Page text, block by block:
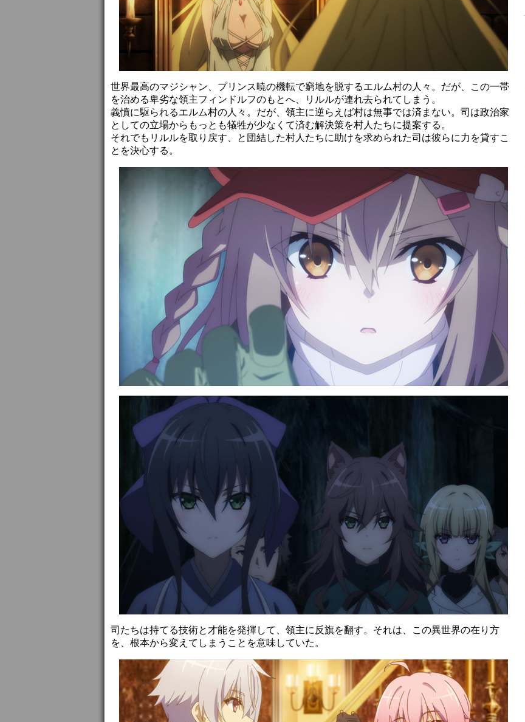
世界最高のマジシャン、プリンス暁の機転で窮地を脱するエルム村の人々。だが、この一帯
を治める卑劣な領主フィンドルフのもとへ、リルルが連れ去られてしまう。
義憤に駆られるエルム村の人々。だが、領主に逆らえば村は無事では済まない。司は政治家
としての立場からもっとも犠牲が少なくて済む解決策を村人たちに提案する。
それでもリルルを取り戻す、と団結した村人たちに助けを求められた司は彼らに力を貸すこ
とを決心する。
司たちは持てる技術と才能を発揮して、領主に反旗を翻す。それは、この異世界の在り方
を、根本から変えてしまうことを意味していた。